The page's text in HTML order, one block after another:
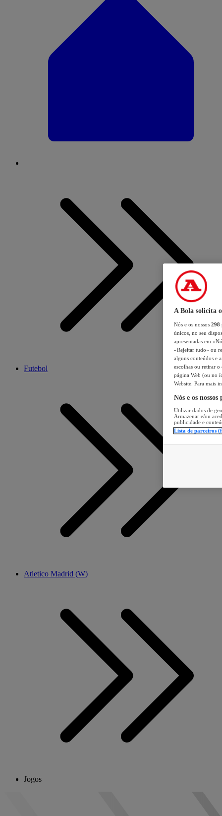
Futebol
Atletico Madrid (W)
Jogos
A Bola solicita
Nós e os nossos 298
únicos, no seu
apresentadas em
«Rejeitar tudo» ou
alguns conteúdos e
escolhas ou retirar
página Web (ou no
Website. Para mais
Nós e os
Utilizar dados de
Armazenar e/ou
publicidade e
Lista de parceiros